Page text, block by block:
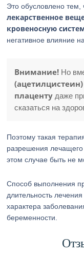
Это обусловлено тем,
лекарственное
кровеносную
негативное влияние
Внимание! Но
плаценту даже
сказаться на
Поэтому такая
разрешения лечащего
этом случае быть не
Способ выполнения
длительность
характера
беременности.